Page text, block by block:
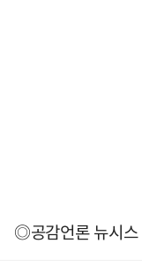
◎공감언론 뉴시스